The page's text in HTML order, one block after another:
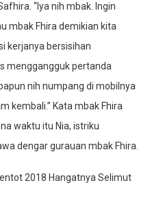
“Iya nih mbak. Ingin
mbak Fhira demikian kita
kerjanya bersisihan
menggangguk pertanda
nih numpang di mobilnya
kembali.” Kata mbak Fhira
waktu itu Nia, istriku
dengar gurauan mbak Fhira.
2018 Hangatnya Selimut